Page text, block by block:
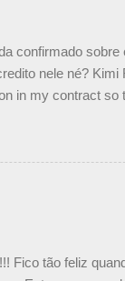
confirmado
nele né?
in my contract
estar há
#F1
Fico tão feliz